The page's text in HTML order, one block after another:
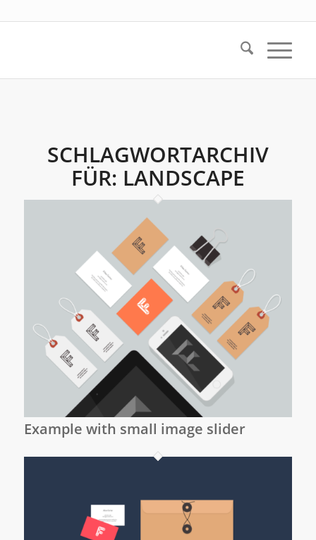
SCHLAGWORTARCHIV
FÜR: LANDSCAPE
Example with small image slider